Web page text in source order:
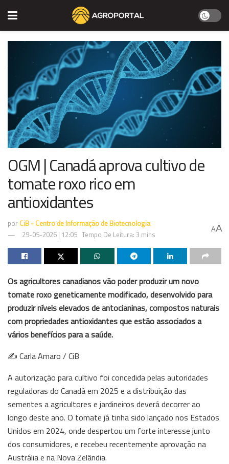
OGM | Canadá aprova cultivo de
tomate roxo rico em
antioxidantes
por CiB - Centro de Informação de Biotecnologia
29-05-2026 | 12:05 Tempo De Leitura: 3 mins
AA
Os agricultores canadianos vão poder produzir um novo
tomate roxo geneticamente modificado, desenvolvido para
produzir níveis elevados de antocianinas, compostos naturais
com propriedades antioxidantes que estão associados a
vários benefícios para a saúde.
✍️ Carla Amaro / CiB
A autorização para cultivo foi concedida pelas autoridades
reguladoras do Canadá em 2025 e a distribuição das
sementes a agricultores e jardineiros deverá decorrer ao
longo deste ano. O tomate já tinha sido lançado nos Estados
Unidos em 2024, onde despertou um forte interesse junto
dos consumidores, e recebeu recentemente aprovação na
Austrália e na Nova Zelândia.